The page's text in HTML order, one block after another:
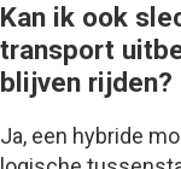
Kan ik ook
transport
blijven rijden?
Ja, een hybride